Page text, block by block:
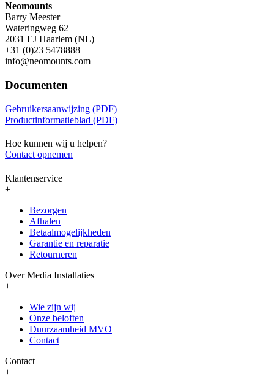
Neomounts
Barry Meester
Wateringweg 62
2031 EJ Haarlem (NL)
+31 (0)23 5478888
info@neomounts.com
Documenten
Gebruikersaanwijzing (PDF)
Productinformatieblad (PDF)
Hoe kunnen wij u helpen?
Contact opnemen
Klantenservice
+
Bezorgen
Afhalen
Betaalmogelijkheden
Garantie en reparatie
Retourneren
Over Media Installaties
+
Wie zijn wij
Onze beloften
Duurzaamheid MVO
Contact
Contact
+